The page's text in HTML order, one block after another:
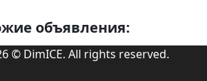
объявления:
© DimICE. All rights reserved.